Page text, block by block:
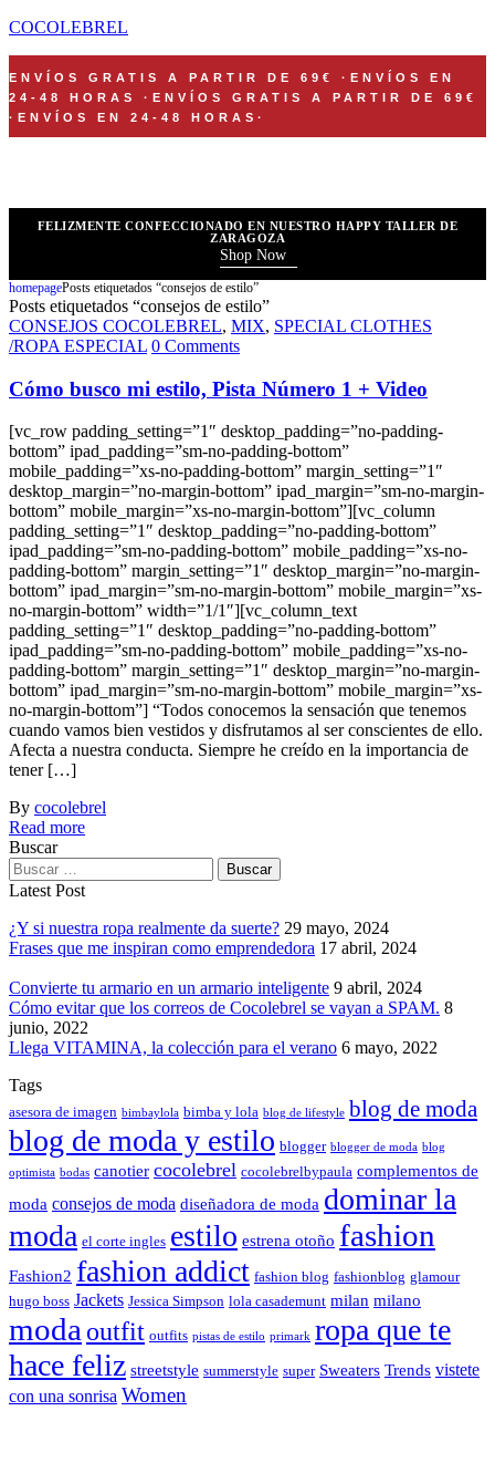
COCOLEBREL
ENVÍOS GRATIS A PARTIR DE 69€ · ENVÍOS EN
24-48 HORAS · ENVÍOS GRATIS A PARTIR DE 69€
· ENVÍOS EN 24-48 HORAS ·
FELIZMENTE CONFECCIONADO EN NUESTRO HAPPY TALLER DE
ZARAGOZA
Shop Now
homepagePosts etiquetados “consejos de estilo”
Posts etiquetados “consejos de estilo”
CONSEJOS COCOLEBREL, MIX, SPECIAL CLOTHES
/ROPA ESPECIAL 0 Comments
Cómo busco mi estilo, Pista Número 1 + Video
[vc_row padding_setting=”1″ desktop_padding=”no-padding-
bottom” ipad_padding=”sm-no-padding-bottom”
mobile_padding=”xs-no-padding-bottom” margin_setting=”1″
desktop_margin=”no-margin-bottom” ipad_margin=”sm-no-margin-
bottom” mobile_margin=”xs-no-margin-bottom”][vc_column
padding_setting=”1″ desktop_padding=”no-padding-bottom”
ipad_padding=”sm-no-padding-bottom” mobile_padding=”xs-no-
padding-bottom” margin_setting=”1″ desktop_margin=”no-margin-
bottom” ipad_margin=”sm-no-margin-bottom” mobile_margin=”xs-
no-margin-bottom” width=”1/1″][vc_column_text
padding_setting=”1″ desktop_padding=”no-padding-bottom”
ipad_padding=”sm-no-padding-bottom” mobile_padding=”xs-no-
padding-bottom” margin_setting=”1″ desktop_margin=”no-margin-
bottom” ipad_margin=”sm-no-margin-bottom” mobile_margin=”xs-
no-margin-bottom”] “Todos conocemos la sensación que tenemos
cuando vamos bien vestidos y disfrutamos al ser conscientes de ello.
Afecta a nuestra conducta. Siempre he creído en la importancia de
tener […]
By cocolebrel
Read more
Buscar
Latest Post
¿Y si nuestra ropa realmente da suerte? 29 mayo, 2024
Frases que me inspiran como emprendedora 17 abril, 2024
Convierte tu armario en un armario inteligente 9 abril, 2024
Cómo evitar que los correos de Cocolebrel se vayan a SPAM. 8
junio, 2022
Llega VITAMINA, la colección para el verano 6 mayo, 2022
Tags
asesora de imagen bimbaylola bimba y lola blog de lifestyle blog de moda
blog de moda y estilo blogger blogger de moda blog
optimista bodas canotier cocolebrel cocolebrelbypaula complementos de
moda consejos de moda diseñadora de moda dominar la
moda el corte ingles estilo estrena otoño fashion
Fashion2 fashion addict fashion blog fashionblog glamour
hugo boss Jackets Jessica Simpson lola casademunt milan milano
modaoutfit outfits pistas de estilo primark ropa que te
hace feliz streetstyle summerstyle super Sweaters Trends vistete
con una sonrisa Women